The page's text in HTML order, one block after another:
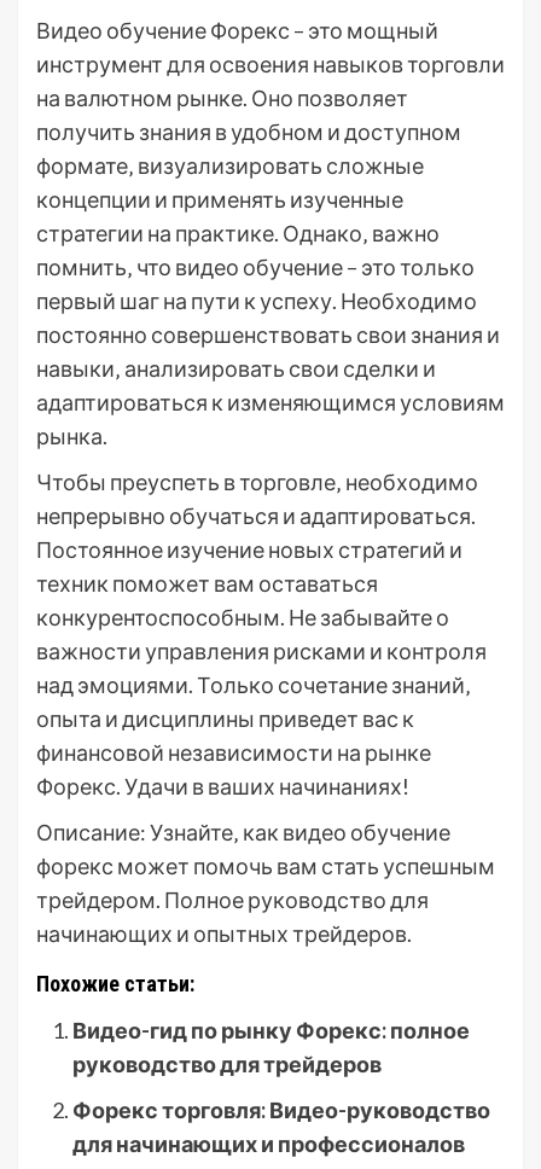
Видео обучение Форекс – это мощный
инструмент для освоения навыков торговли
на валютном рынке. Оно позволяет
получить знания в удобном и доступном
формате‚ визуализировать сложные
концепции и применять изученные
стратегии на практике. Однако‚ важно
помнить‚ что видео обучение – это только
первый шаг на пути к успеху. Необходимо
постоянно совершенствовать свои знания и
навыки‚ анализировать свои сделки и
адаптироваться к изменяющимся условиям
рынка.
Чтобы преуспеть в торговле‚ необходимо
непрерывно обучаться и адаптироваться.
Постоянное изучение новых стратегий и
техник поможет вам оставаться
конкурентоспособным. Не забывайте о
важности управления рисками и контроля
над эмоциями. Только сочетание знаний‚
опыта и дисциплины приведет вас к
финансовой независимости на рынке
Форекс. Удачи в ваших начинаниях!
Описание: Узнайте‚ как видео обучение
форекс может помочь вам стать успешным
трейдером. Полное руководство для
начинающих и опытных трейдеров.
Похожие статьи:
Видео-гид по рынку Форекс: полное
руководство для трейдеров
Форекс торговля: Видео-руководство
для начинающих и профессионалов